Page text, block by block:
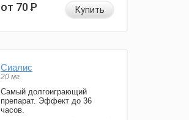
от 70Р Купить
Сиалис
20 мг
Самый долгоиграющий
препарат. Эффект до 36
часов.